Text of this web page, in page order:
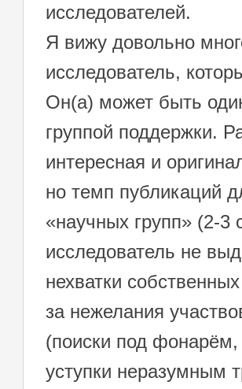
исследователей.
Я вижу довольно
исследователь,
Он(а) может быть
группой поддержки.
интересная и
но темп публикаций
«научных групп» (2-3
исследователь не
нехватки
за нежелания
(поиски под фонарём,
уступки неразумным